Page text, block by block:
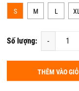
S M L XL
Số lượng: -
THÊM VÀO GIỎ